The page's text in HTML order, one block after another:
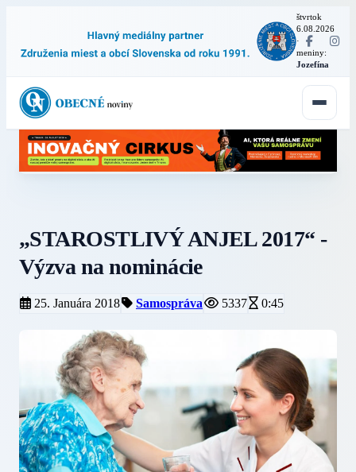
štvrtok
6.08.2026
·
meniny:
Jozefína
„STAROSTLIVÝ ANJEL 2017“ -
Výzva na nominácie
25. Januára 2018 Samospráva 5337 0:45